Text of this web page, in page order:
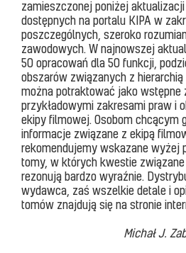
zamieszczonej poniżej
dostępnych na portalu KIPA w
poszczególnych, szeroko
zawodowych. W najnowszej
50 opracowań dla 50 funkcji,
obszarów związanych z
można potraktować jako wstępne
przykładowymi zakresami praw i
ekipy filmowej. Osobom chcącym
informacje związane z ekipą
rekomendujemy wskazane wyżej
tomy, w których kwestie
rezonują bardzo wyraźnie.
wydawca, zaś wszelkie detale i
tomów znajdują się na stronie
Michał J.